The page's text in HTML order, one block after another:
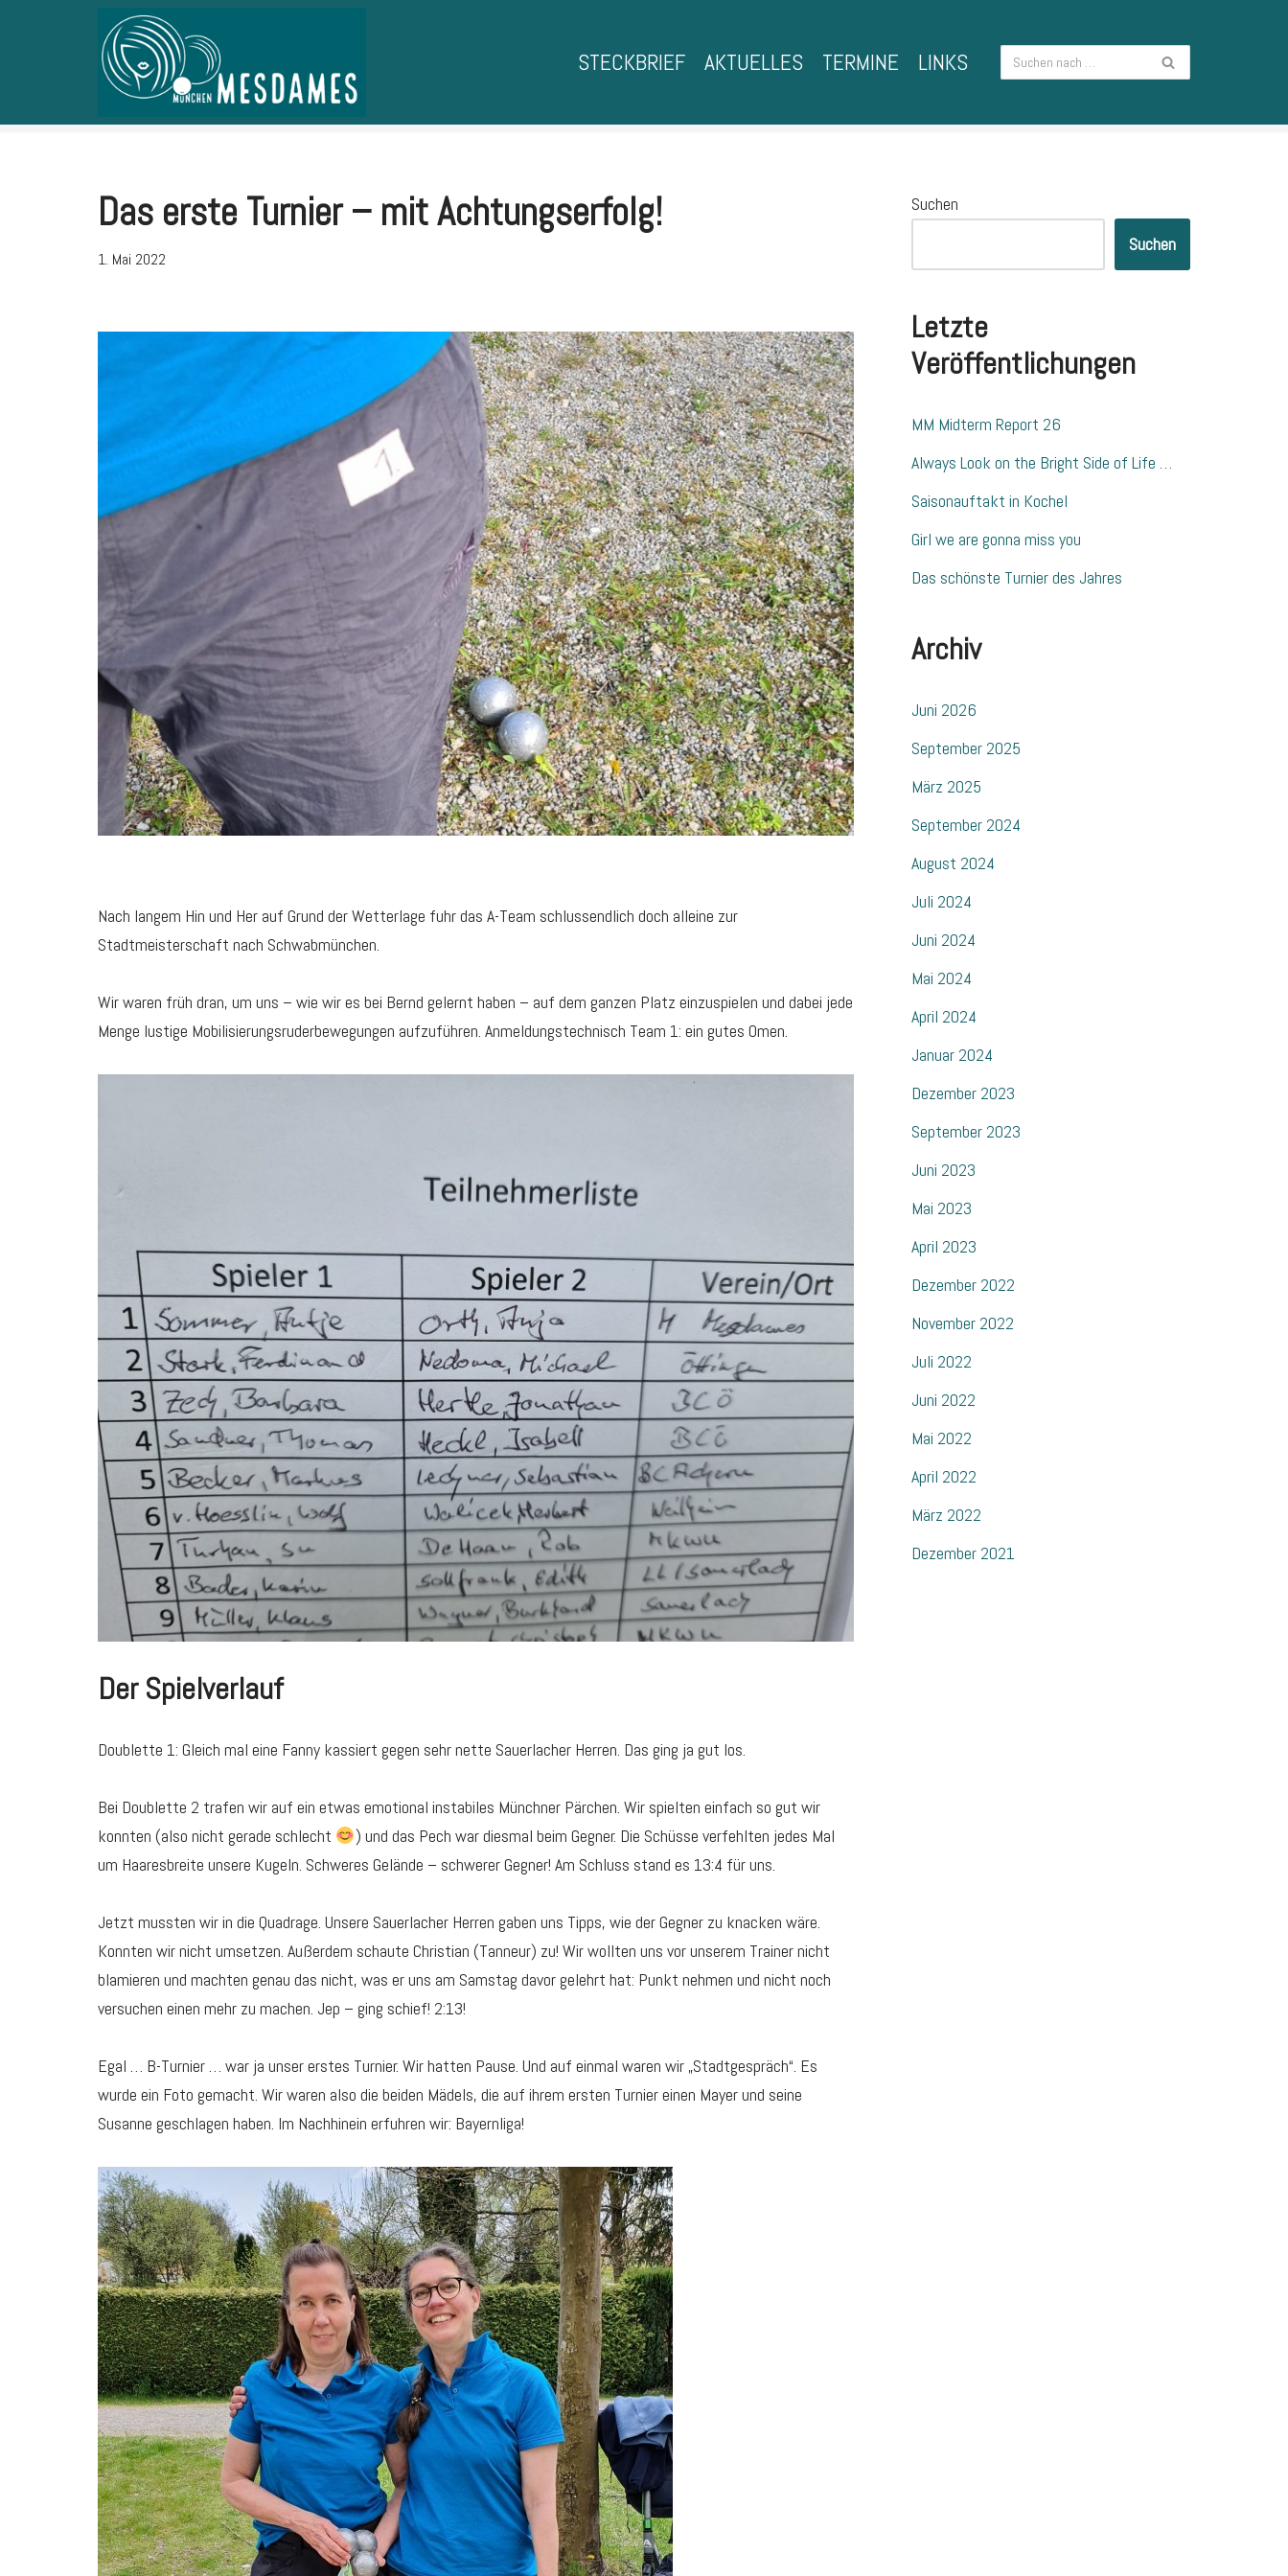
STECKBRIEF AKTUELLES TERMINE LINKS
Das erste Turnier – mit Achtungserfolg!
1. Mai 2022
Nach langem Hin und Her auf Grund der Wetterlage fuhr das A-Team schlussendlich doch alleine zur
Stadtmeisterschaft nach Schwabmünchen.
Wir waren früh dran, um uns – wie wir es bei Bernd gelernt haben – auf dem ganzen Platz einzuspielen und dabei jede
Menge lustige Mobilisierungsruderbewegungen aufzuführen. Anmeldungstechnisch Team 1: ein gutes Omen.
Der Spielverlauf
Doublette 1: Gleich mal eine Fanny kassiert gegen sehr nette Sauerlacher Herren. Das ging ja gut los.
Bei Doublette 2 trafen wir auf ein etwas emotional instabiles Münchner Pärchen. Wir spielten einfach so gut wir
konnten (also nicht gerade schlecht
) und das Pech war diesmal beim Gegner. Die Schüsse verfehlten jedes Mal
um Haaresbreite unsere Kugeln. Schweres Gelände – schwerer Gegner! Am Schluss stand es 13:4 für uns.
Jetzt mussten wir in die Quadrage. Unsere Sauerlacher Herren gaben uns Tipps, wie der Gegner zu knacken wäre.
Konnten wir nicht umsetzen. Außerdem schaute Christian (Tanneur) zu! Wir wollten uns vor unserem Trainer nicht
blamieren und machten genau das nicht, was er uns am Samstag davor gelehrt hat: Punkt nehmen und nicht noch
versuchen einen mehr zu machen. Jep – ging schief! 2:13!
Egal … B-Turnier … war ja unser erstes Turnier. Wir hatten Pause. Und auf einmal waren wir „Stadtgespräch“. Es
wurde ein Foto gemacht. Wir waren also die beiden Mädels, die auf ihrem ersten Turnier einen Mayer und seine
Susanne geschlagen haben. Im Nachhinein erfuhren wir: Bayernliga!
Suchen
Suchen
Letzte
Veröffentlichungen
MM Midterm Report 26
Always Look on the Bright Side of Life …
Saisonauftakt in Kochel
Girl we are gonna miss you
Das schönste Turnier des Jahres
Archiv
Juni 2026
September 2025
März 2025
September 2024
August 2024
Juli 2024
Juni 2024
Mai 2024
April 2024
Januar 2024
Dezember 2023
September 2023
Juni 2023
Mai 2023
April 2023
Dezember 2022
November 2022
Juli 2022
Juni 2022
Mai 2022
April 2022
März 2022
Dezember 2021